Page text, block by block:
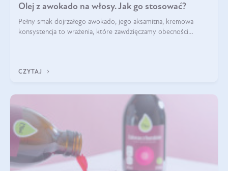
Olej z awokado na włosy. Jak go stosować?
Pełny smak dojrzałego awokado, jego aksamitna, kremowa
konsystencja to wrażenia, które zawdzięczamy obecności
CZYTAJ